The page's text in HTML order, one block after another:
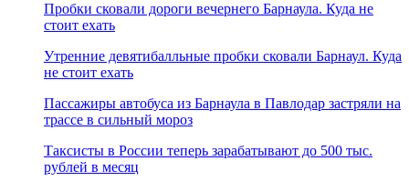
Пробки сковали дороги вечернего Барнаула. Куда не
стоит ехать
Утренние девятибалльные пробки сковали Барнаул. Куда
не стоит ехать
Пассажиры автобуса из Барнаула в Павлодар застряли на
трассе в сильный мороз
Таксисты в России теперь зарабатывают до 500 тыс.
рублей в месяц